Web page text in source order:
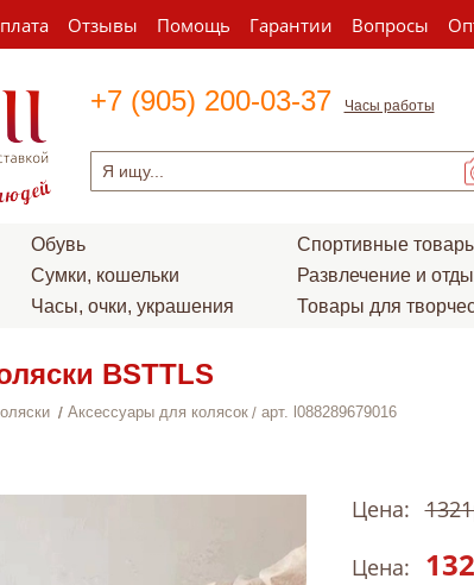
Отзывы Помощь Гарантии Вопросы
+7 (905) 200-03-37 Часы работы
Обувь
Сумки, кошельки
Часы, очки, украшения
Спортивные
Развлечение и
Товары для
BSTTLS
Аксессуары для колясок арт. l088289679016
Цена:
Цена: